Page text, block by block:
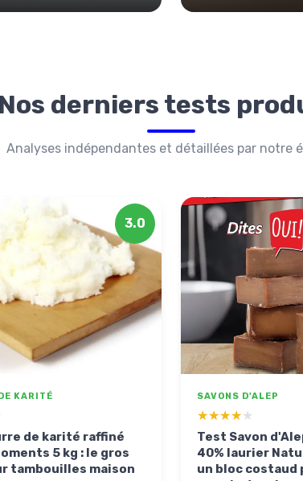
Nos derniers tests
Analyses indépendantes et détaillées par notre
3.0
KARITÉ
de karité raffiné
5 kg : le gros
tambouilles maison
SAVONS D'ALEP
★★★★★
★★★★★
Test Savon
40% laurier
un bloc